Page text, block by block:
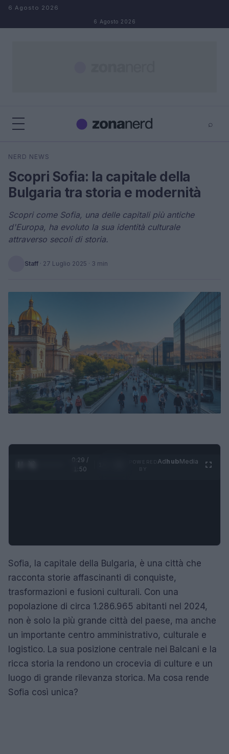
Salta al contenuto
6 Agosto 2026
6 Agosto 2026
⌕
Cerca
NERD NEWS
Scopri Sofia: la capitale della
Bulgaria tra storia e modernità
Scopri come Sofia, una delle capitali più antiche
d'Europa, ha evoluto la sua identità culturale
attraverso secoli di storia.
Staff · 27 Luglio 2025 · 3 min
0:30 /
1:50
AdhubMedia
Sofia, la capitale della Bulgaria, è una città che
racconta storie affascinanti di conquiste,
trasformazioni e fusioni culturali. Con una
popolazione di circa 1.286.965 abitanti nel 2024,
non è solo la più grande città del paese, ma anche
un importante centro amministrativo, culturale e
logistico. La sua posizione centrale nei Balcani e la
ricca storia la rendono un crocevia di culture e un
luogo di grande rilevanza storica. Ma cosa rende
Sofia così unica?